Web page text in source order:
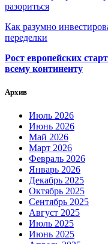
разориться
Как разумно
переделки
Рост европейских
всему континенту
Архив
Июль 2026
Июнь 2026
Май 2026
Март 2026
Февраль 2026
Январь 2026
Декабрь 2025
Октябрь 2025
Сентябрь 2025
Август 2025
Июль 2025
Июнь 2025